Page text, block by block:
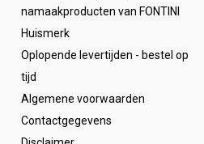
namaakproducten van FONTINI
Huismerk
Oplopende levertijden - bestel op
tijd
Algemene voorwaarden
Contactgegevens